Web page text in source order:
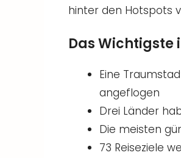
hinter den Hotspots
Das Wichtigste
Eine
angeflogen
Drei Länder
Die meisten
73 Reiseziele